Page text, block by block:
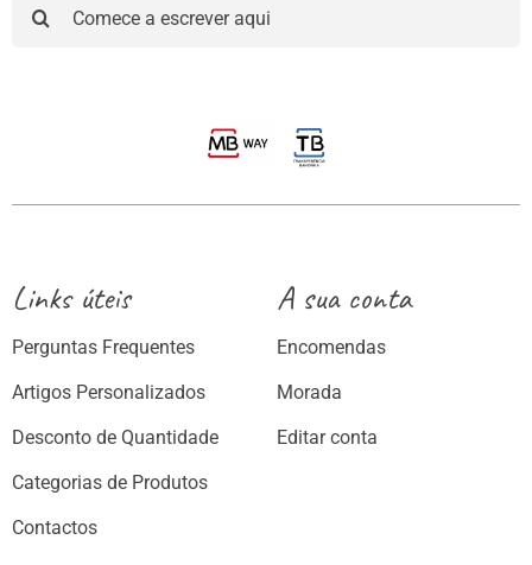
Links úteis
Perguntas Frequentes
Artigos Personalizados
Desconto de Quantidade
Categorias de Produtos
Contactos
A sua conta
Encomendas
Morada
Editar conta